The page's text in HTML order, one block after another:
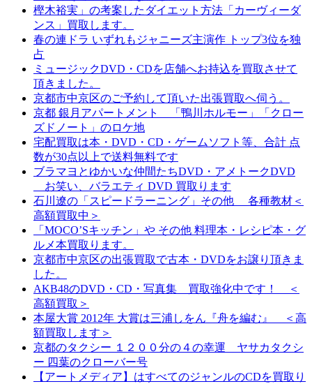
樫木裕実」の考案したダイエット方法「カーヴィーダ
ンス」買取します。
春の連ドラ いずれもジャニーズ主演作 トップ3位を独
占
ミュージックDVD・CDを店舗へお持込を買取させて
頂きました。
京都市中京区のご予約して頂いた出張買取へ伺う。
京都 銀月アパートメント 「鴨川ホルモー」「クロー
ズドノート」のロケ地
宅配買取は本・DVD・CD・ゲームソフト等、合計 点
数が30点以上で送料無料です
ブラマヨとゆかいな仲間たちDVD・アメトークDVD
お笑い、バラエティ DVD 買取ります
石川遼の「スピードラーニング」その他 各種教材＜
高額買取中＞
「MOCO’Sキッチン」や その他 料理本・レシピ本・グ
ルメ本買取ります。
京都市中京区の出張買取で古本・DVDをお譲り頂きま
した。
AKB48のDVD・CD・写真集 買取強化中です！ ＜
高額買取＞
本屋大賞 2012年 大賞は三浦しをん『舟を編む』 ＜高
額買取します＞
京都のタクシー １２００分の４の幸運 ヤサカタクシ
ー 四葉のクローバー号
【アートメディア】はすべてのジャンルのCDを買取り